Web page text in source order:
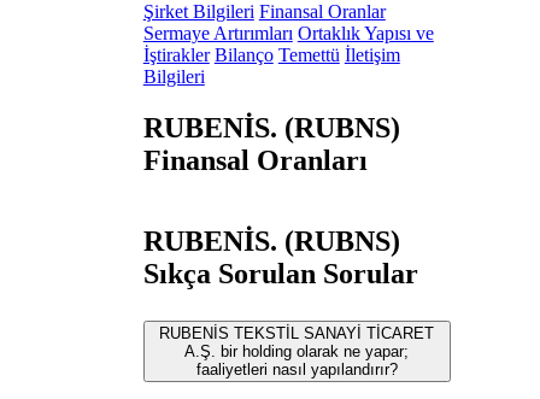
Şirket Bilgileri Finansal Oranlar
Sermaye Artırımları Ortaklık Yapısı ve
İştirakler Bilanço Temettü İletişim
Bilgileri
RUBENİS. (RUBNS)
Finansal Oranları
RUBENİS. (RUBNS)
Sıkça Sorulan Sorular
RUBENİS TEKSTİL SANAYİ TİCARET
A.Ş. bir holding olarak ne yapar;
faaliyetleri nasıl yapılandırır?